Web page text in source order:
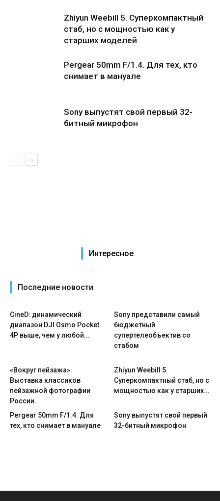
Zhiyun Weebill 5. Cуперкомпактный
стаб, но с мощностью как у
старших моделей
Pergear 50mm F/1.4. Для тех, кто
снимает в мануале
Sony выпустят свой первый 32-
битный микрофон
Интересное
Последние новости
CineD: динамический
диапазон DJI Osmo Pocket
4P выше, чем у любой...
Sony представили самый
бюджетный
супертелеобъектив со
стабом
«Вокруг пейзажа».
Выставка классиков
пейзажной фотографии
России
Zhiyun Weebill 5.
Cуперкомпактный стаб, но с
мощностью как у старших...
Pergear 50mm F/1.4. Для
тех, кто снимает в мануале
Sony выпустят свой первый
32-битный микрофон